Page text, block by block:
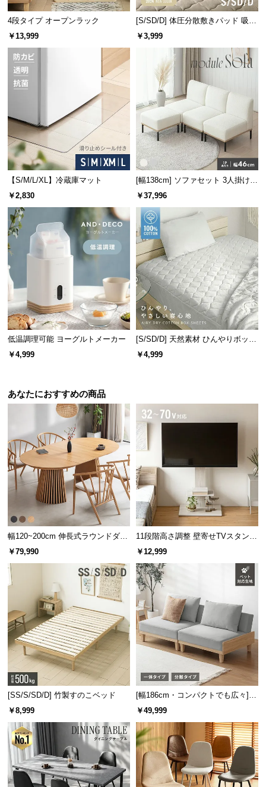
路
に
つ
い
て
返
キ
ャ
ン
ル
つ
い
て
保
い
て
会
約
い
て
お
サ
ポ
お
知
ら
ブ
ロ
グ
企
業
4段タイプ オープンラック
￥13,999
[S/SD/D] 体圧分散敷きパッド 吸湿
発熱マイクロファイバー
￥3,999
【S/M/L/XL】冷蔵庫マット
￥2,830
[幅138cm] ソファセット 3人掛け
オットマン付き
￥37,996
低温調理可能 ヨーグルトメーカー
￥4,999
[S/SD/D] 天然素材 ひんやりボック
スシーツ 綿100% 洗える
￥4,999
あなたにおすすめの商品
幅120~200cm 伸長式ラウンドダイ
ニングテーブル 6人掛け 天然木突
￥79,990
11段階高さ調整 壁寄せTVスタンド
キャスター付き 上下左右角度調節
￥12,999
[SS/S/SD/D] 竹製すのこベッド
￥8,999
[幅186cm・コンパクトでも広々] 3
人掛けソファベッド リクライニン
￥49,999